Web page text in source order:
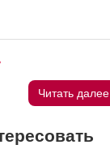
Читать далее